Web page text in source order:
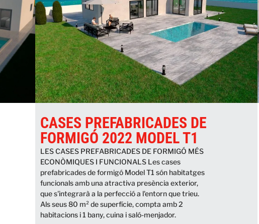
CASES PREFABRICADES DE
FORMIGÓ 2022 MODEL T1
LES CASES PREFABRICADES DE FORMIGÓ MÉS
ECONÒMIQUES I FUNCIONALS Les cases
prefabricades de formigó Model T1 són habitatges
funcionals amb una atractiva presència exterior,
que s'integrarà a la perfecció a l'entorn que trieu.
Als seus 80 m² de superfície, compta amb 2
habitacions i 1 bany, cuina i saló-menjador.